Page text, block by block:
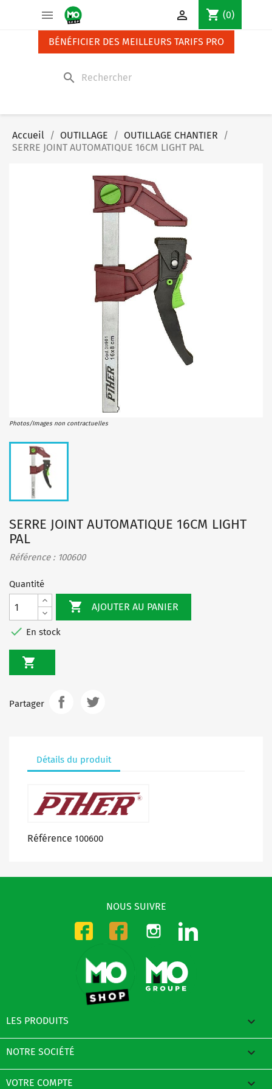
 shopping_cart (0)

BÉNÉFICIER DES MEILLEURS TARIFS PRO
search
Accueil OUTILLAGE
OUTILLAGE CHANTIER
SERRE JOINT AUTOMATIQUE 16CM LIGHT PAL
Photos/Images non contractuelles
SERRE JOINT AUTOMATIQUE 16CM LIGHT
PAL
Référence : 100600
Quantité
 AJOUTER AU PANIER
 En stock

Partager
Détails du produit
Référence 100600
NOUS SUIVRE
Facebook-CMOFacebook-DMO
Instagram
LES PRODUITS 
NOTRE SOCIÉTÉ 
VOTRE COMPTE 
Panneau de gestion des cookies